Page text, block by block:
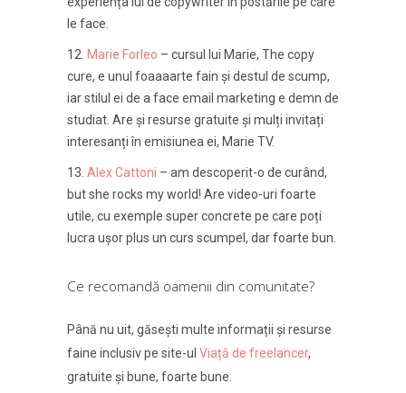
le face.
Marie Forleo – cursul lui Marie, The copy
cure, e unul foaaaarte fain și destul de scump,
iar stilul ei de a face email marketing e demn de
studiat. Are și resurse gratuite și mulți invitați
interesanți în emisiunea ei, Marie TV.
Alex Cattoni – am descoperit-o de curând,
but she rocks my world! Are video-uri foarte
utile, cu exemple super concrete pe care poți
lucra ușor plus un curs scumpel, dar foarte bun.
Ce recomandă oamenii din comunitate?
Până nu uit, găsești multe informații și resurse
faine inclusiv pe site-ul Viață de freelancer,
gratuite și bune, foarte bune.